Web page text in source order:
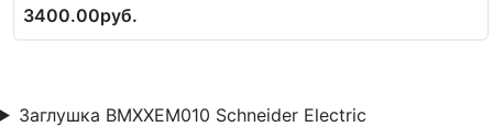
3400.00руб.
Заглушка BMXXEM010 Schneider Electric